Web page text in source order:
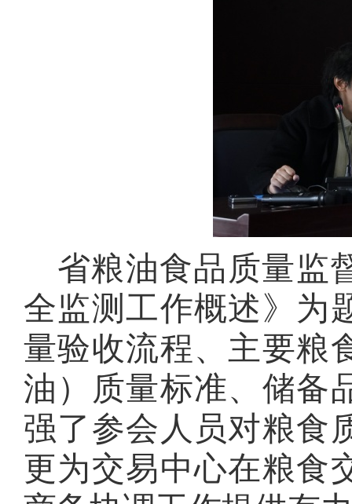
省粮油食品质量监
全监测工作概述》为
量验收流程、主要粮
油）质量标准、储备
强了参会人员对粮食
更为交易中心在粮食